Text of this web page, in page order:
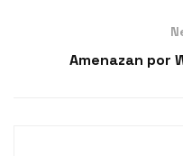
Amenazan por